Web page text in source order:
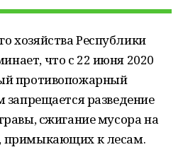
хозяйства Республики
что с 22 июня 2020
противопожарный
запрещается разведение
сжигание мусора на
примыкающих к лесам.